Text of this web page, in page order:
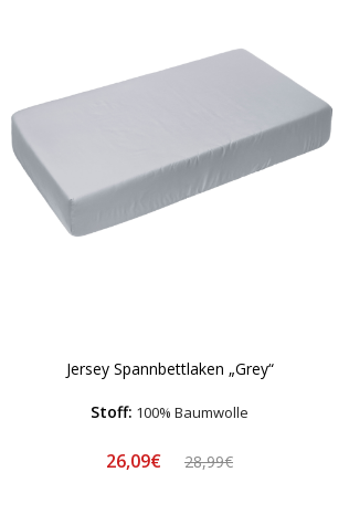
Jersey Spannbettlaken „Grey“
Stoff: 100% Baumwolle
26,09€ 28,99€